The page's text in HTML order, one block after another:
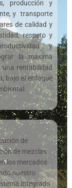
producción y
y transporte
de calidad y
respeto y
y
la máxima
una rentabilidad
bajo el enfoque
de
de mezclas
los mercados
nuestro
Integrado